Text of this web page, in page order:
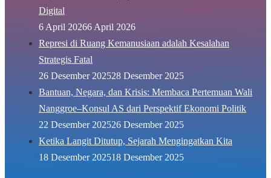
Digital
6 April 20266 April 2026
Represi di Ruang Kemanusiaan adalah Kesalahan
Strategis Fatal
26 Desember 202528 Desember 2025
Bantuan, Negara, dan Krisis: Membaca Pertemuan Wali
Nanggroe–Konsul AS dari Perspektif Ekonomi Politik
22 Desember 202526 Desember 2025
Ketika Langit Ditutup, Sejarah Mengingatkan Kita
18 Desember 202518 Desember 2025